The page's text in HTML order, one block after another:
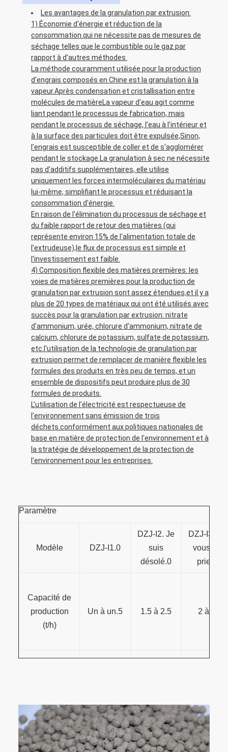
Les avantages de la granulation par extrusion:
1) Économie d'énergie et réduction de la
consommation.qui ne nécessite pas de mesures de
séchage telles que le combustible ou le gaz par
rapport à d'autres méthodes.
La méthode couramment utilisée pour la production
d'engrais composés en Chine est la granulation à la
vapeur.Après condensation et cristallisation entre
molécules de matièreLa vapeur d'eau agit comme
liant pendant le processus de fabrication, mais
pendant le processus de séchage, l'eau à l'intérieur et
à la surface des particules doit être expulsée,Sinon,
l'engrais est susceptible de coller et de s'agglomérer
pendant le stockage.La granulation à sec ne nécessite
pas d'additifs supplémentaires, elle utilise
uniquement les forces intermoléculaires du matériau
lui-même, simplifiant le processus et réduisant la
consommation d'énergie.
En raison de l'élimination du processus de séchage et
du faible rapport de retour des matières (qui
représente environ 15% de l'alimentation totale de
l'extrudeuse),le flux de processus est simple et
l'investissement est faible.
4) Composition flexible des matières premières: les
voies de matières premières pour la production de
granulation par extrusion sont assez étendues,et il y a
plus de 20 types de matériaux qui ont été utilisés avec
succès pour la granulation par extrusion: nitrate
d'ammonium, urée, chlorure d'ammonium, nitrate de
calcium, chlorure de potassium, sulfate de potassium,
etc.l'utilisation de la technologie de granulation par
extrusion permet de remplacer de manière flexible les
formules des produits en très peu de temps, et un
ensemble de dispositifs peut produire plus de 30
formules de produits.
L'utilisation de l'électricité est respectueuse de
l'environnement sans émission de trois
déchets.conformément aux politiques nationales de
base en matière de protection de l'environnement et à
la stratégie de développement de la protection de
l'environnement pour les entreprises.
Paramètre
Modèle DZJ-I1.0
DZJ-I2. Je
suis
désolé.0
DZJ-I3. Je
vous en
prie.0
Capacité de
production
(t/h)
Un à un.5 1.5 à 2.5 2 à 3
Puissance
rouleau
Φ150x220 Φ150x300 Φ186x300
Taille de
l'alimentation
¥0,5 mm ¥0,5 mm ¥0,5 mm